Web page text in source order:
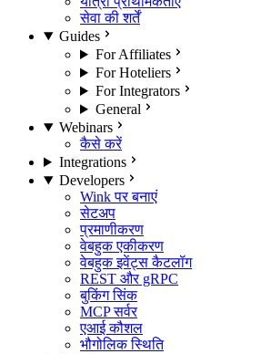
सेवा की शर्तें
Guides
For Affiliates
For Hoteliers
For Integrators
General
Webinars
कैसे करें
Integrations
Developers
Wink पर बनाएं
सेटअप
प्रमाणीकरण
वेबहुक एकीकरण
वेबहुक इवेंट्स कैटलॉग
REST और gRPC
बुकिंग सिंक
MCP सर्वर
एआई कौशल
भौगोलिक स्थिति